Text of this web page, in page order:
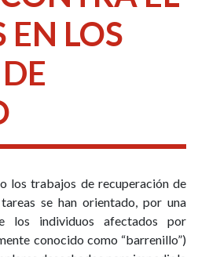
LOS
los trabajos de recuperación de
se han orientado, por una
los individuos afectados por
conocido como “barrenillo”)